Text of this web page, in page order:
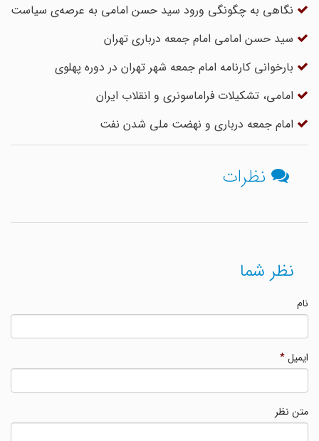
نگاهی به چگونگی ورود سید حسن امامی به عرصه‌ی سیاست
سید حسن امامی امام جمعه درباری تهران
بارخوانی کارنامه امام جمعه شهر تهران در دوره پهلوی
امامی، تشکیلات فراماسونری و انقلاب ایران
امام جمعه درباری و نهضت ملی شدن نفت
نظرات
نظر شما
ایمیل*
متن نظر